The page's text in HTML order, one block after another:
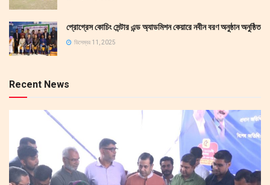
প্রোগ্রেস কোচিং সেন্টার এন্ড অ্যাডমিশন কেয়ারে নবীন বরণ অনুষ্ঠান অনুষ্ঠিত
ডিসেম্বর 11, 2025
Recent News